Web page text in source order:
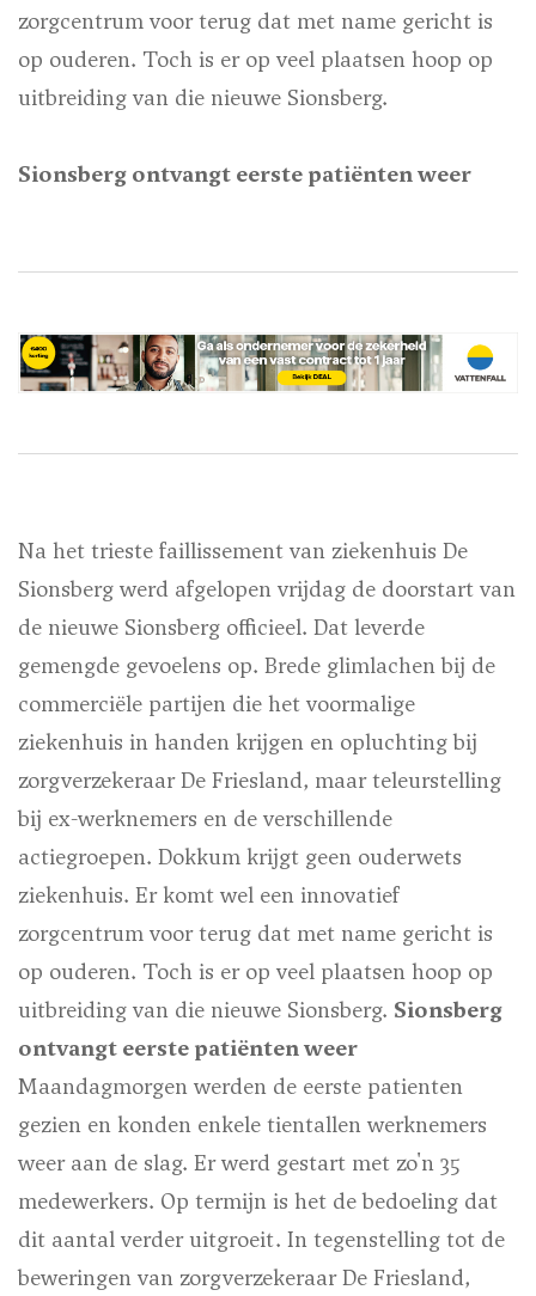
zorgcentrum voor terug dat met name gericht is
op ouderen. Toch is er op veel plaatsen hoop op
uitbreiding van die nieuwe Sionsberg.
Sionsberg ontvangt eerste patiënten weer
Na het trieste faillissement van ziekenhuis De
Sionsberg werd afgelopen vrijdag de doorstart van
de nieuwe Sionsberg officieel. Dat leverde
gemengde gevoelens op. Brede glimlachen bij de
commerciële partijen die het voormalige
ziekenhuis in handen krijgen en opluchting bij
zorgverzekeraar De Friesland, maar teleurstelling
bij ex-werknemers en de verschillende
actiegroepen. Dokkum krijgt geen ouderwets
ziekenhuis. Er komt wel een innovatief
zorgcentrum voor terug dat met name gericht is
op ouderen. Toch is er op veel plaatsen hoop op
uitbreiding van die nieuwe Sionsberg. Sionsberg
ontvangt eerste patiënten weer
Maandagmorgen werden de eerste patienten
gezien en konden enkele tientallen werknemers
weer aan de slag. Er werd gestart met zo'n 35
medewerkers. Op termijn is het de bedoeling dat
dit aantal verder uitgroeit. In tegenstelling tot de
beweringen van zorgverzekeraar De Friesland,